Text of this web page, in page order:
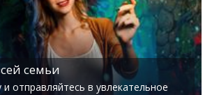
семьи
отправляйтесь в увлекательное